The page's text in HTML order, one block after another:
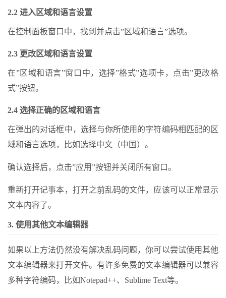
2.2 进入区域和语言设置
在控制面板窗口中，找到并点击”区域和语言”选项。
2.3 更改区域和语言设置
在”区域和语言”窗口中，选择”格式”选项卡，点击”更改格
式”按钮。
2.4 选择正确的区域和语言
在弹出的对话框中，选择与你所使用的字符编码相匹配的区
域和语言选项，比如选择中文（中国）。
确认选择后，点击”应用”按钮并关闭所有窗口。
重新打开记事本，打开之前乱码的文件，应该可以正常显示
文本内容了。
3. 使用其他文本编辑器
如果以上方法仍然没有解决乱码问题，你可以尝试使用其他
文本编辑器来打开文件。有许多免费的文本编辑器可以兼容
多种字符编码，比如Notepad++、Sublime Text等。